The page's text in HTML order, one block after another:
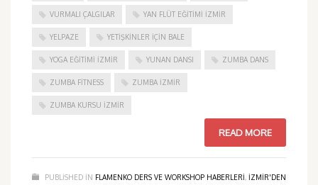
VURMALI ÇALGILAR YAN FLÜT EĞITIMI İZMIR
YELPAZE YETIŞKINLER IÇIN BALE
YOGA EĞITIMI İZMIR YUNAN DANSI ZUMBA DANS
ZUMBA FITNESS ZUMBA İZMIR
ZUMBA KURSU İZMIR
READ MORE
PUBLISHED IN FLAMENKO DERS VE WORKSHOP HABERLERI, IZMIR'DEN